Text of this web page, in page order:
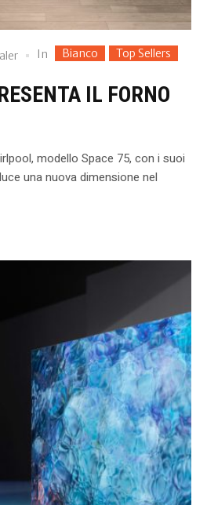
In Bianco Top Sellers
IL FORNO
modello Space 75, con i suoi
una nuova dimensione nel